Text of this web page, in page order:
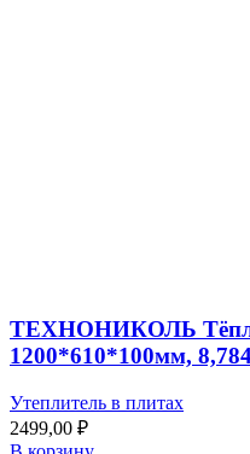
ТЕХНОНИКОЛЬ
1200*610*100мм,
Утеплитель в плитах
2499,00 ₽